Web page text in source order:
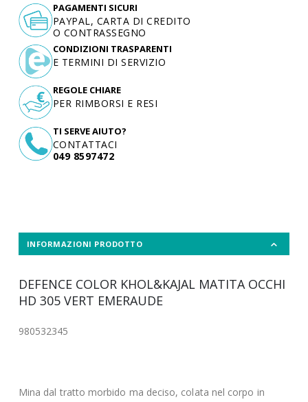
TI SERVE AIUTO?
CONTATTACI
049 8597472
PAGAMENTI SICURI
PAYPAL, CARTA DI CREDITO
O CONTRASSEGNO
CONDIZIONI TRASPARENTI
E TERMINI DI SERVIZIO
REGOLE CHIARE
PER RIMBORSI E RESI
INFORMAZIONI PRODOTTO
DEFENCE COLOR KHOL&KAJAL MATITA OCCHI
HD 305 VERT EMERAUDE
980532345
Mina dal tratto morbido ma deciso, colata nel corpo in